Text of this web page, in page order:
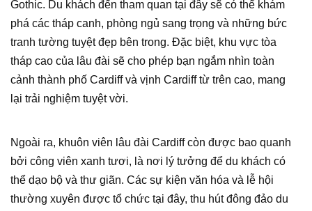
Gothic. Du khách đến tham quan tại đây sẽ có thể khám
phá các tháp canh, phòng ngủ sang trọng và những bức
tranh tường tuyệt đẹp bên trong. Đặc biệt, khu vực tòa
tháp cao của lâu đài sẽ cho phép bạn ngắm nhìn toàn
cảnh thành phố Cardiff và vịnh Cardiff từ trên cao, mang
lại trải nghiệm tuyệt vời.
Ngoài ra, khuôn viên lâu đài Cardiff còn được bao quanh
bởi công viên xanh tươi, là nơi lý tưởng để du khách có
thể dạo bộ và thư giãn. Các sự kiện văn hóa và lễ hội
thường xuyên được tổ chức tại đây, thu hút đông đảo du